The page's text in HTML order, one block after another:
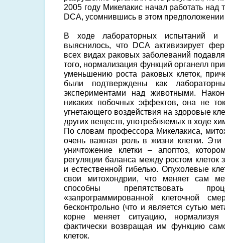
2005 году Микелакис начал работать над
DCA, усомнившись в этом
В ходе лабораторных испытаний и
выяснилось, что DCA активизирует
всех видах раковых заболеваний
того, нормализация функций органелл
уменьшению роста раковых клеток,
были подтверждены как
экспериментами над животными.
никаких побочных эффектов, она не
угнетающего воздействия на здоровые
других веществ, употребляемых в ходе
По словам профессора Микелакиса,
очень важная роль в жизни клетки. Эти
уничтожение клетки – апоптоз,
регуляции баланса между ростом клеток
и естественной гибелью. Опухолевые
свои митохондрии, что меняет сам
способны препятствовать
«запрограммированной клеточной
бесконтрольно (что и является сутью
корне меняет ситуацию, нормализуя
фактически возвращая им функцию
клеток.